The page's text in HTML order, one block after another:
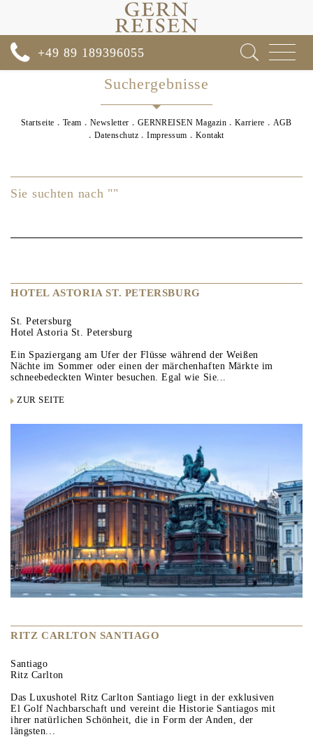
Toggle
+49 89 189396055
Suchergebnisse
Startseite Team Newsletter GERNREISEN Magazin Karriere
AGB
Datenschutz
Impressum Kontakt
Sie suchten nach ""
HOTEL ASTORIA ST. PETERSBURG
St. Petersburg
Hotel Astoria St. Petersburg
Ein Spaziergang am Ufer der Flüsse während der Weißen
Nächte im Sommer oder einen der märchenhaften Märkte im
schneebedeckten Winter besuchen. Egal wie Sie...
ZUR SEITE
RITZ CARLTON SANTIAGO
Santiago
Ritz Carlton
Das Luxushotel Ritz Carlton Santiago liegt in der exklusiven
El Golf Nachbarschaft und vereint die Historie Santiagos mit
ihrer natürlichen Schönheit, die in Form der Anden, der
längsten...